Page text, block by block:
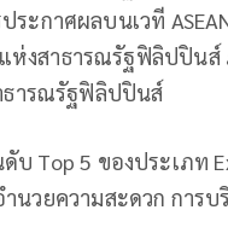
ระกาศผลบนเวที
แห่งสาธารณรัฐฟิลิปปิน
ธารณรัฐฟิลิปปินส์
บ Top 5 ของประเภท
นวยความสะดวก การบ